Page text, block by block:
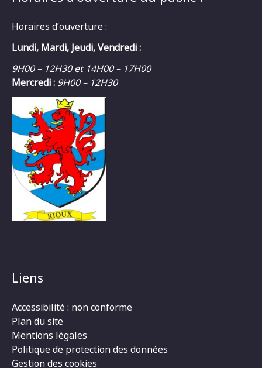
Horaires d’ouverture :
Lundi, Mardi, Jeudi, Vendredi :
9H00 – 12H30 et 14H00 – 17H00
Mercredi : 9H00 – 12H30
Liens
Accessibilité : non conforme
Plan du site
Mentions légales
Politique de protection des données
Gestion des cookies